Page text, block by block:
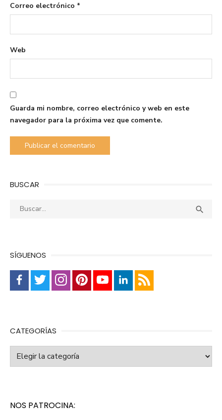
Correo electrónico *
Web
Guarda mi nombre, correo electrónico y web en este
navegador para la próxima vez que comente.
BUSCAR
Buscar: 
SÍGUENOS
CATEGORÍAS
Categorías
NOS PATROCINA: